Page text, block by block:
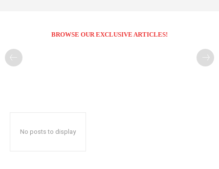
BROWSE OUR EXCLUSIVE ARTICLES!
No posts to display